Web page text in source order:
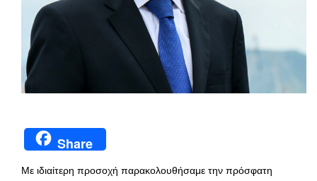
Share
Με ιδιαίτερη προσοχή παρακολουθήσαμε την πρόσφατη